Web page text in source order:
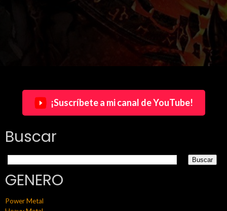
¡Suscríbete a mi canal de YouTube!
Buscar
GENERO
Power Metal